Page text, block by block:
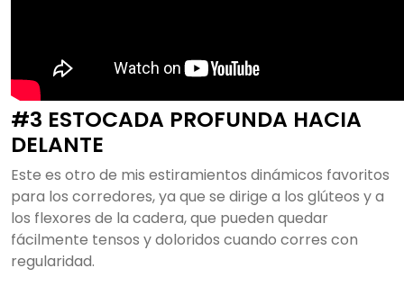
#3 ESTOCADA PROFUNDA HACIA
DELANTE
Este es otro de mis estiramientos dinámicos favoritos
para los corredores, ya que se dirige a los glúteos y a
los flexores de la cadera, que pueden quedar
fácilmente tensos y doloridos cuando corres con
regularidad.